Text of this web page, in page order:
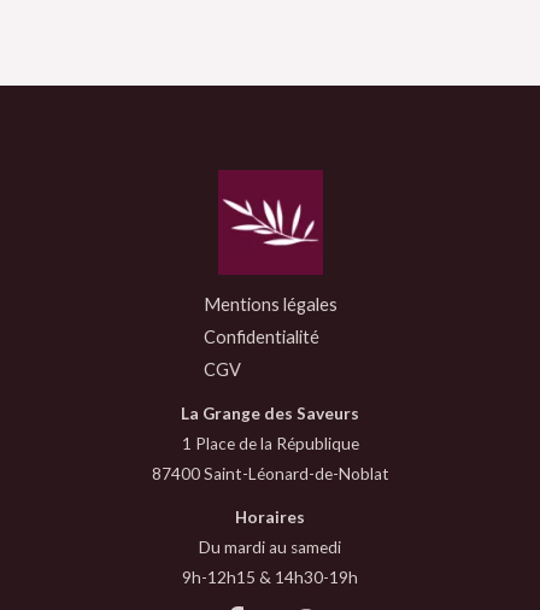
Mentions légales
Confidentialité
CGV
La Grange des Saveurs
1 Place de la République
87400 Saint-Léonard-de-Noblat
Horaires
Du mardi au samedi
9h-12h15 & 14h30-19h